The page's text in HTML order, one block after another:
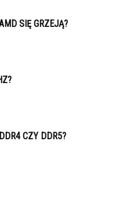
SIĘ GRZEJĄ?
CZY DDR5?